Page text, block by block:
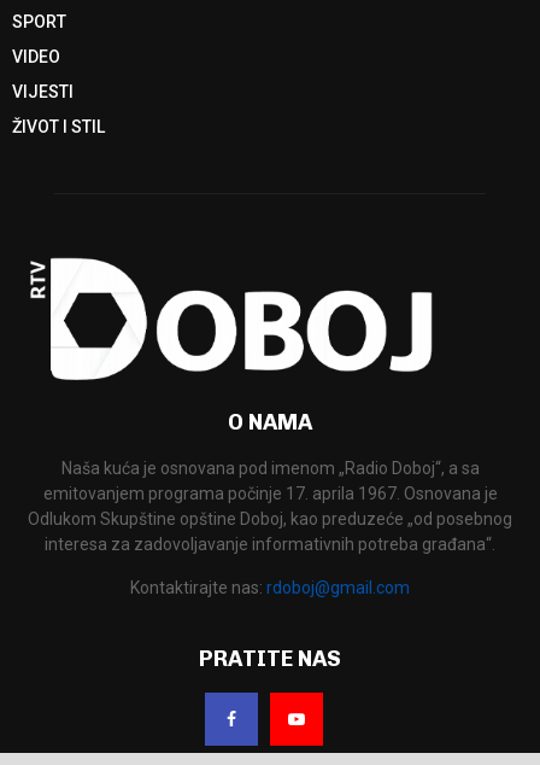
SPORT
VIDEO
VIJESTI
ŽIVOT I STIL
O NAMA
Naša kuća je osnovana pod imenom „Radio Doboj“, a sa
emitovanjem programa počinje 17. aprila 1967. Osnovana je
Odlukom Skupštine opštine Doboj, kao preduzeće „od posebnog
interesa za zadovoljavanje informativnih potreba građana“.
Kontaktirajte nas: rdoboj@gmail.com
PRATITE NAS